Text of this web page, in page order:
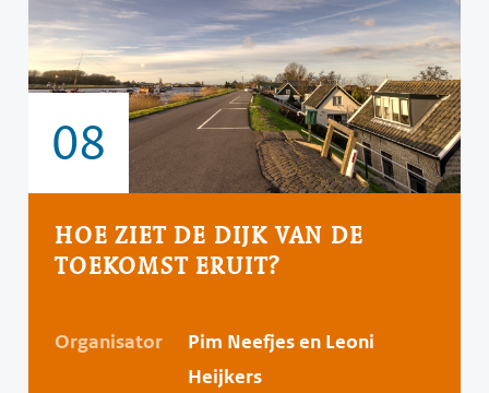
08
HOE ZIET DE DIJK VAN DE
TOEKOMST ERUIT?
Organisator
Pim Neefjes en Leoni
Heijkers